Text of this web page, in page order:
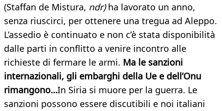
(Staffan de Mistura, ndr)ha lavorato un anno,
senza riuscirci, per ottenere una tregua ad Aleppo.
L’assedio è continuato e non c’è stata disponibilità
dalle parti in conflitto a venire incontro alle
richieste di fermare le armi. Ma le sanzioni
internazionali, gli embarghi della Ue e dell’Onu
rimangono…In Siria si muore per la guerra. Le
sanzioni possono essere discutibili e noi italiani